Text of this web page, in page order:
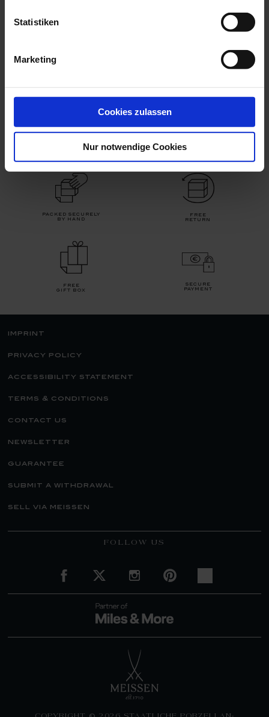
Statistiken
Marketing
Cookies zulassen
Nur notwendige Cookies
Cup, Shape Waves Relief,
Storm Lamp, Shape
Waves Relief, Wh...
YOUR BENEFITS
packed securely
by hand
free
return
free
gift box
secure
payment
imprint
privacy policy
accessibility statement
terms & conditions
contact us
newsletter
guarantee
submit a withdrawal
sell via meissen
FOLLOW US